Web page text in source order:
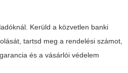
Kerüld a közvetlen banki
tartsd meg a rendelési számot,
és a vásárlói védelem